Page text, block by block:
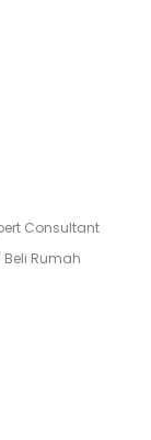
Consultant
Rumah